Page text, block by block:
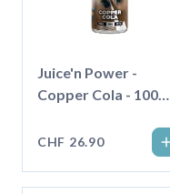
Juice'n Power -
Copper Cola - 100ml
CHF 26.90